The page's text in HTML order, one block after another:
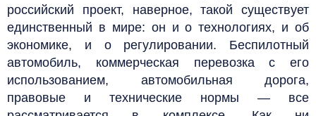
российский проект, наверное, такой существует
единственный в мире: он и о технологиях, и об
экономике, и о регулировании. Беспилотный
автомобиль, коммерческая перевозка с его
использованием, автомобильная дорога,
правовые и технические нормы — все